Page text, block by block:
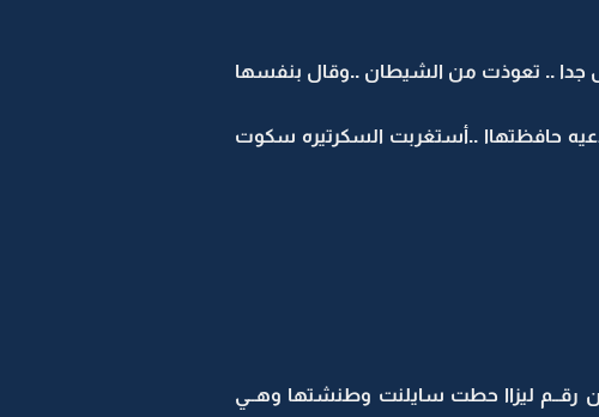
جدا .. تعوذت من الشيطان ..وقال بنفسها
حافظتهاا ..أستغربت السكرتيره سكوت
رقــم ليزاا حطت سايلنت وطنشتها وهــي